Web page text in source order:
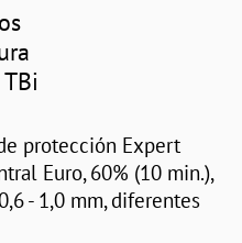
TBi
protección Expert
Euro, 60% (10 min.),
- 1,0 mm, diferentes